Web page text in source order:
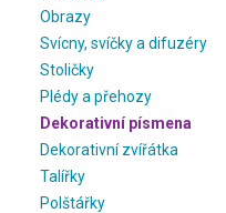
Obrazy
Svícny, svíčky a difuzéry
Stoličky
Plédy a přehozy
Dekorativní písmena
Dekorativní zvířátka
Talířky
Polštářky